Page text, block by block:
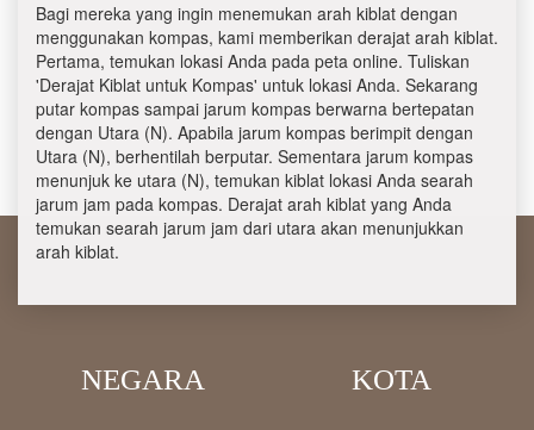
Bagi mereka yang ingin menemukan arah kiblat dengan
menggunakan kompas, kami memberikan derajat arah kiblat.
Pertama, temukan lokasi Anda pada peta online. Tuliskan
'Derajat Kiblat untuk Kompas' untuk lokasi Anda. Sekarang
putar kompas sampai jarum kompas berwarna bertepatan
dengan Utara (N). Apabila jarum kompas berimpit dengan
Utara (N), berhentilah berputar. Sementara jarum kompas
menunjuk ke utara (N), temukan kiblat lokasi Anda searah
jarum jam pada kompas. Derajat arah kiblat yang Anda
temukan searah jarum jam dari utara akan menunjukkan
arah kiblat.
NEGARA KOTA